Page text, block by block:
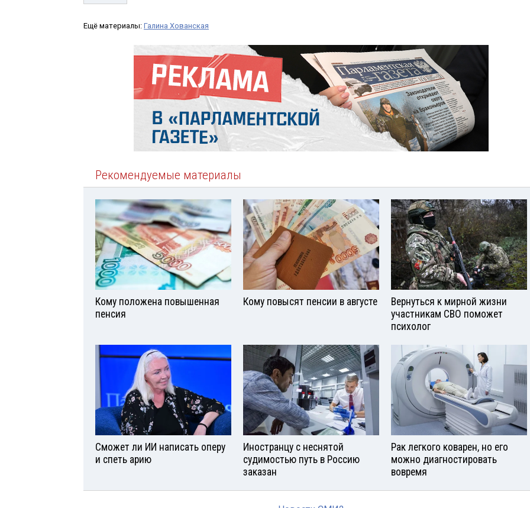
Ещё материалы: Галина Хованская
Рекомендуемые материалы
Кому положена повышенная
пенсия
Кому повысят пенсии в августе
Вернуться к мирной жизни
участникам СВО поможет
психолог
Сможет ли ИИ написать оперу
и спеть арию
Иностранцу с неснятой
судимостью путь в Россию
заказан
Рак легкого коварен, но его
можно диагностировать
вовремя